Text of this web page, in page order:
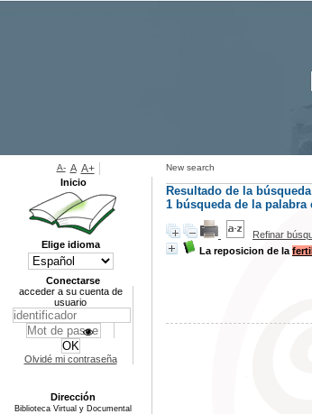
New search
Resultado de la búsqueda
1 búsqueda de la palabra
Refinar
La reposicion de la
A- A A+
Inicio
Elige idioma
Conectarse
acceder a su cuenta de
usuario
Olvidé mi contraseña
Dirección
Biblioteca Virtual y Documental